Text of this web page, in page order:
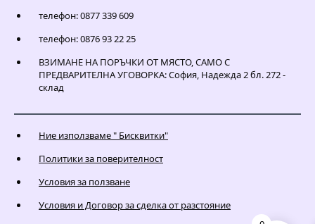
телефон: 0877 339 609
телефон: 0876 93 22 25
ВЗИМАНЕ НА ПОРЪЧКИ ОТ МЯСТО, САМО С
ПРЕДВАРИТЕЛНА УГОВОРКА: София, Надежда 2 бл. 272 -
склад
Ние използваме " Бисквитки"
Политики за поверителност
Условия за ползване
Условия и Договор за сделка от разстояние